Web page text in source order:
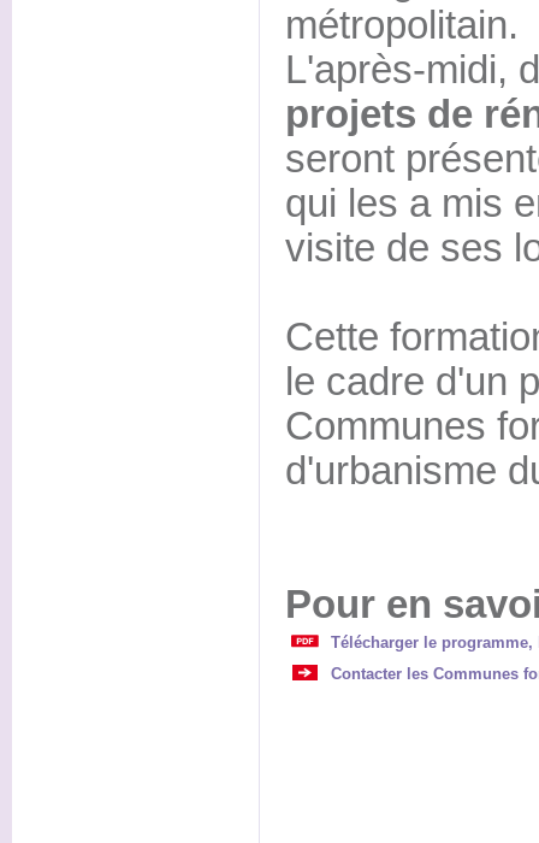
métropolitain.
L'après-midi,
projets de
seront
qui les a mis
visite de ses
Cette
le cadre d'un
Communes
d'urbanisme
Pour en
Télécharger le
Contacter les Communes